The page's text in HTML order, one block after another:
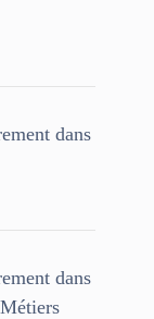
dans
dans